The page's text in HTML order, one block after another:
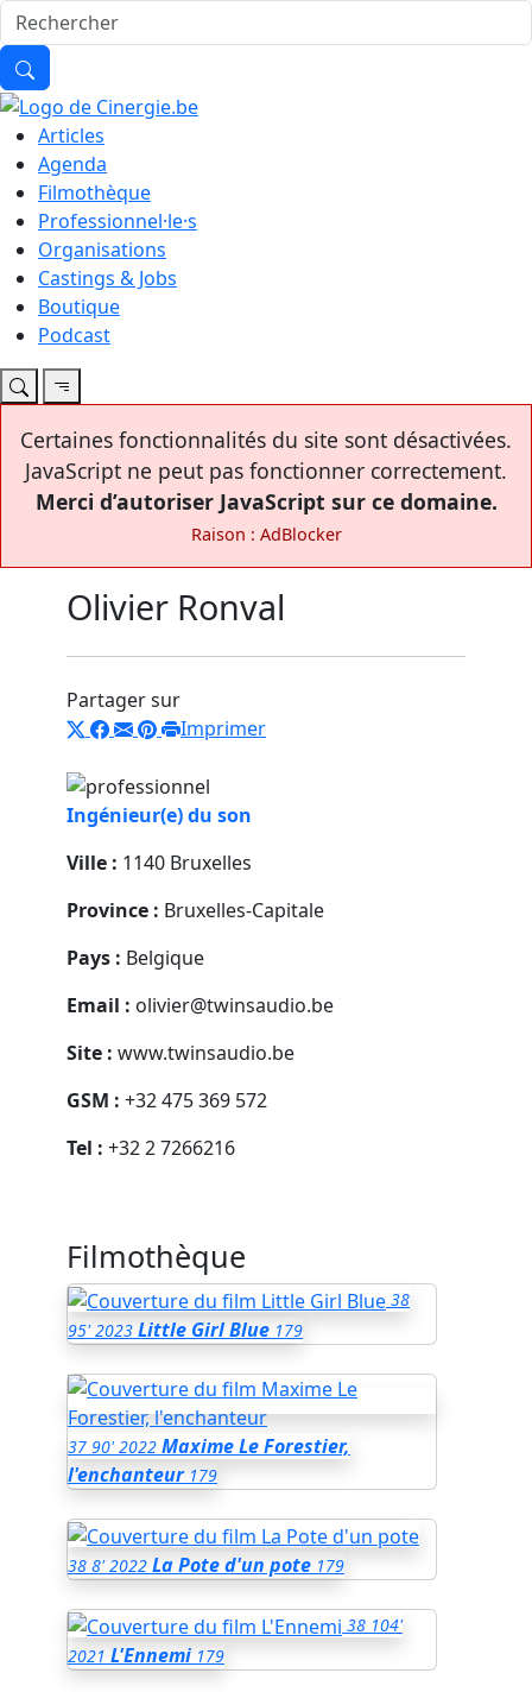
Articles
Agenda
Filmothèque
Professionnel·le·s
Organisations
Castings & Jobs
Boutique
Podcast
Certaines fonctionnalités du site sont désactivées.
JavaScript ne peut pas fonctionner correctement.
Merci d’autoriser JavaScript sur ce domaine.
Raison : AdBlocker
Olivier Ronval
Partager sur
Imprimer
Ingénieur(e) du son
Ville : 1140 Bruxelles
Province : Bruxelles-Capitale
Pays : Belgique
Email : olivier@twinsaudio.be
Site : www.twinsaudio.be
GSM : +32 475 369 572
Tel : +32 2 7266216
Filmothèque
38
95' 2023 Little Girl Blue 179
37 90' 2022 Maxime Le Forestier,
l'enchanteur 179
38 8' 2022 La Pote d'un pote 179
38 104'
2021 L'Ennemi 179